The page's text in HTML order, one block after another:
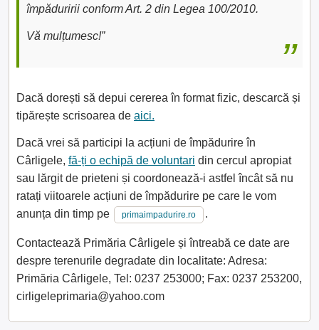
împăduririi conform Art. 2 din Legea 100/2010.
Vă mulțumesc!”
Dacă dorești să depui cererea în format fizic, descarcă și
tipărește scrisoarea de aici.
Dacă vrei să participi la acțiuni de împădurire în
Cârligele, fă-ți o echipă de voluntari din cercul apropiat
sau lărgit de prieteni și coordonează-i astfel încât să nu
ratați viitoarele acțiuni de împădurire pe care le vom
anunța din timp pe
primaimpadurire.ro .
Contactează Primăria Cârligele și întreabă ce date are
despre terenurile degradate din localitate: Adresa:
Primăria Cârligele, Tel: 0237 253000; Fax: 0237 253200,
cirligeleprimaria@yahoo.com